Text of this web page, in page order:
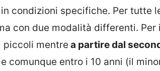
condizioni specifiche. Per tutte
con due modalità differenti.
piccoli mentre a partire dal
comunque entro i 10 anni (il